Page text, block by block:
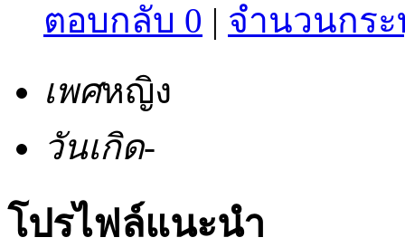
ตอบกลับ 0 | จำนวนกระ
เพศหญิง
วันเกิด-
โปรไฟล์แนะนำ